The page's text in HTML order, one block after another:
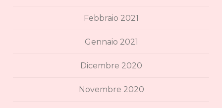
Febbraio 2021
Gennaio 2021
Dicembre 2020
Novembre 2020